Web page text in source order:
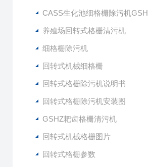
CASS生化池细格栅除污机GSHZ-1000
养殖场回转式格栅清污机
细格栅除污机
回转式机械细格栅
回转式格栅除污机说明书
回转式格栅除污机安装图
GSHZ耙齿格栅清污机
回转式机械格栅图片
回转式格栅参数